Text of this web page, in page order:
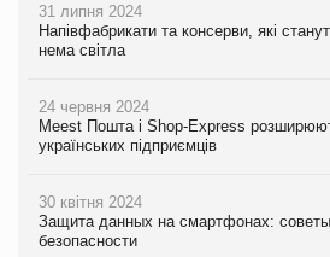
31 липня 2024
Напівфабрикати та консерви, які
нема світла
24 червня 2024
Meest Пошта і Shop-Express
українських підприємців
30 квітня 2024
Защита данных на смартфонах:
безопасности